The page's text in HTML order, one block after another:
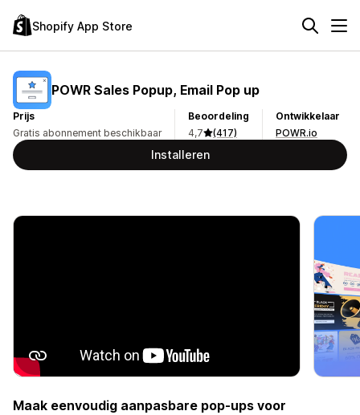
Shopify App Store
POWR Sales Popup, Email Pop up
Prijs
Gratis abonnement beschikbaar
Beoordeling
4,7
(417)
Ontwikkelaar
POWR.io
Installeren
Maak eenvoudig aanpasbare pop-ups voor